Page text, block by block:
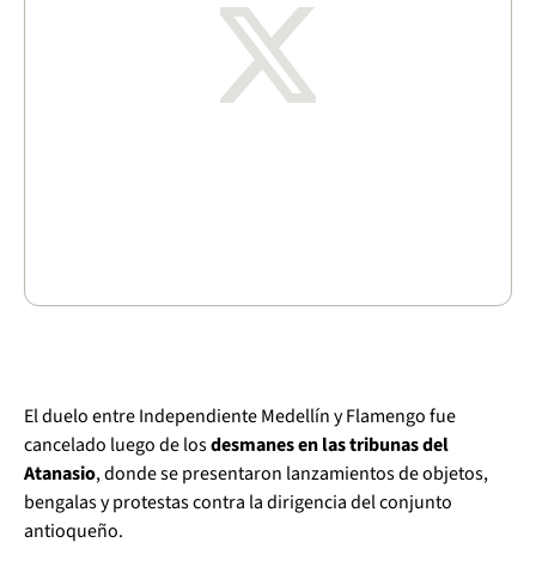
El duelo entre Independiente Medellín y Flamengo fue
cancelado luego de losdesmanes en las tribunas del
Atanasio, donde se presentaron lanzamientos de objetos,
bengalas y protestas contra la dirigencia del conjunto
antioqueño.